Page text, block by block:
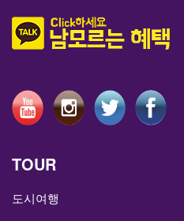
TOUR
도시여행